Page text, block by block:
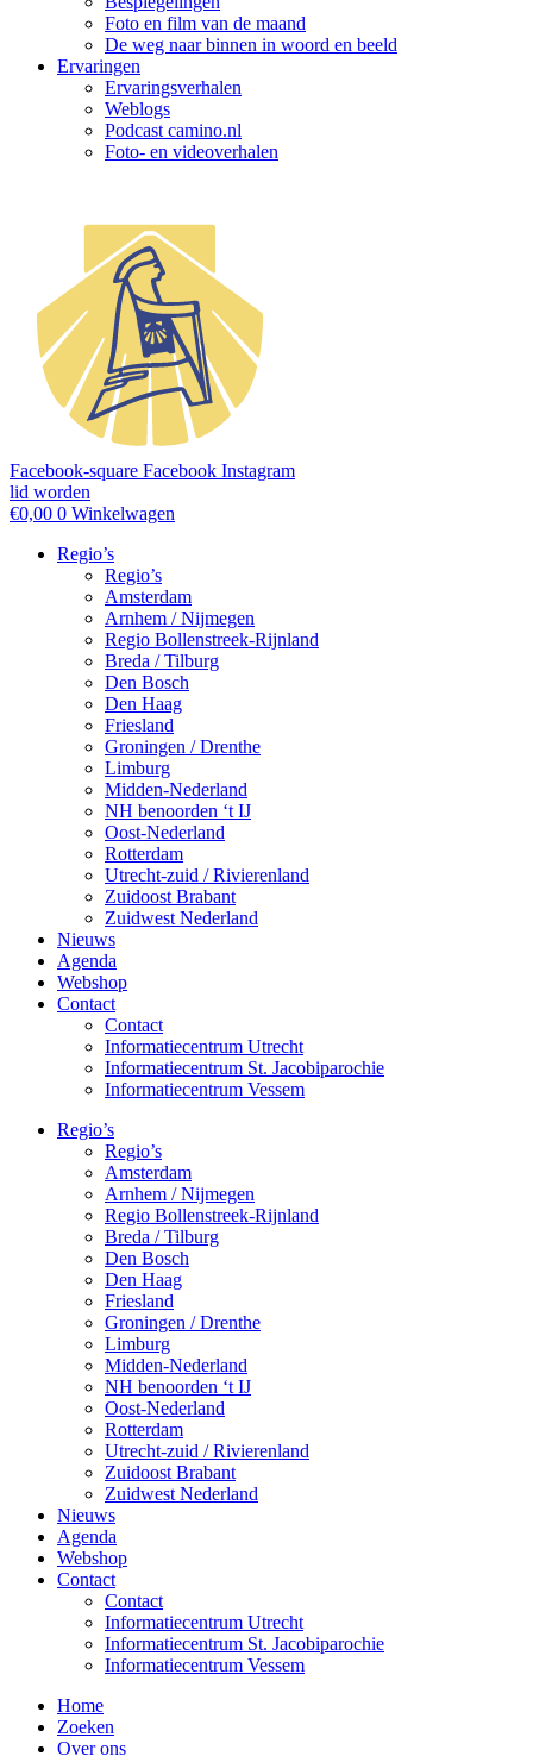
Foto en film van de maand
De weg naar binnen in woord en beeld
Ervaringen
Ervaringsverhalen
Weblogs
Podcast camino.nl
Foto- en videoverhalen
Facebook-square Facebook Instagram
lid worden
€0,00 0 Winkelwagen
Regio’s
Regio’s
Amsterdam
Arnhem / Nijmegen
Regio Bollenstreek-Rijnland
Breda / Tilburg
Den Bosch
Den Haag
Friesland
Groningen / Drenthe
Limburg
Midden-Nederland
NH benoorden ‘t IJ
Oost-Nederland
Rotterdam
Utrecht-zuid / Rivierenland
Zuidoost Brabant
Zuidwest Nederland
Nieuws
Agenda
Webshop
Contact
Contact
Informatiecentrum Utrecht
Informatiecentrum St. Jacobiparochie
Informatiecentrum Vessem
Regio’s
Regio’s
Amsterdam
Arnhem / Nijmegen
Regio Bollenstreek-Rijnland
Breda / Tilburg
Den Bosch
Den Haag
Friesland
Groningen / Drenthe
Limburg
Midden-Nederland
NH benoorden ‘t IJ
Oost-Nederland
Rotterdam
Utrecht-zuid / Rivierenland
Zuidoost Brabant
Zuidwest Nederland
Nieuws
Agenda
Webshop
Contact
Contact
Informatiecentrum Utrecht
Informatiecentrum St. Jacobiparochie
Informatiecentrum Vessem
Home
Zoeken
Over ons